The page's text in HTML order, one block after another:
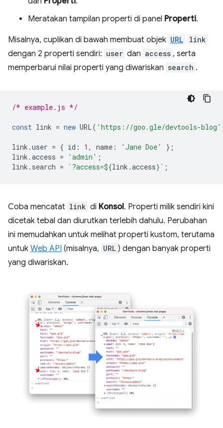
Meratakan tampilan properti di panel Properti.
Misalnya, cuplikan di bawah membuat objek URL link
dengan 2 properti sendiri: user dan access , serta
memperbarui nilai properti yang diwariskan search .
/* example.js */
const link = new URL( 'https://goo.gle/devtools-blog'
link .user = { id : 1 , name : 'Jane Doe'
};
link .access = 'admin' ;
link . search = `?access=${link .access} ` ;
Coba mencatat link di Konsol. Properti milik sendiri kini
dicetak tebal dan diurutkan terlebih dahulu. Perubahan
ini memudahkan untuk melihat properti kustom, terutama
untuk Web API (misalnya, URL ) dengan banyak properti
yang diwariskan.